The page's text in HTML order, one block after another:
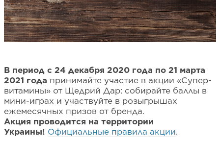
В период с 24 декабря 2020 года по 21 марта
2021 года принимайте участие в акции «Супер-
витамины» от Щедрий Дар: собирайте баллы в
мини-играх и участвуйте в розыгрышах
ежемесячных призов от бренда.
Акция проводится на территории
Украины! Официальные правила акции.